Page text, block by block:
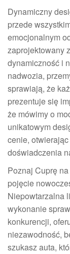
Dynamiczny
przede
emocjonalnym
zaprojektowany
dynamiczność i
nadwozia,
sprawiają, że
prezentuje się
że mówimy o
unikatowym
cenie,
doświadczenia
Poznaj Cuprę
pojęcie
Niepowtarzalna
wykonanie
konkurencji,
niezawodność,
szukasz auta,